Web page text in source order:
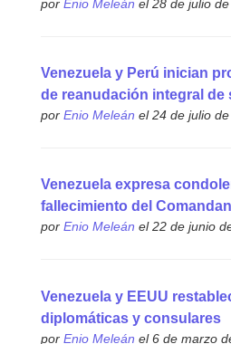
por Enio Meleán el 28 de julio
Venezuela y Perú inician
de reanudación integral de
por Enio Meleán el 24 de julio
Venezuela expresa
fallecimiento del
por Enio Meleán el 22 de junio
Venezuela y EEUU
diplomáticas y consulares
por Enio Meleán el 6 de marzo